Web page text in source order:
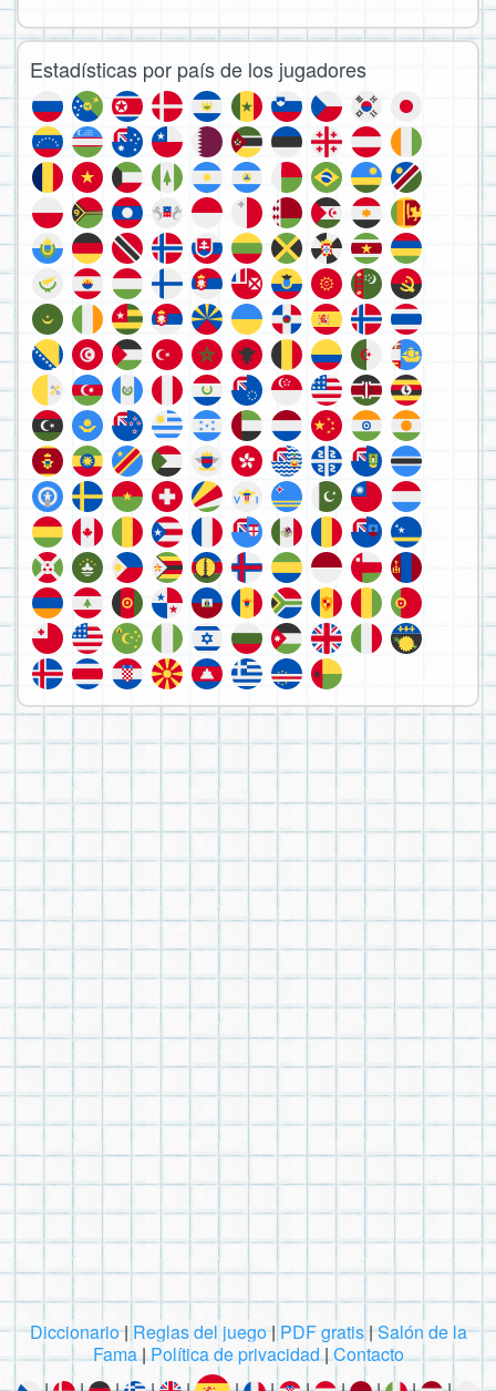
Estadísticas por país de los jugadores
Diccionario| Reglas del juego| PDF gratis|Salón de la
Fama|Política de privacidad|Contacto